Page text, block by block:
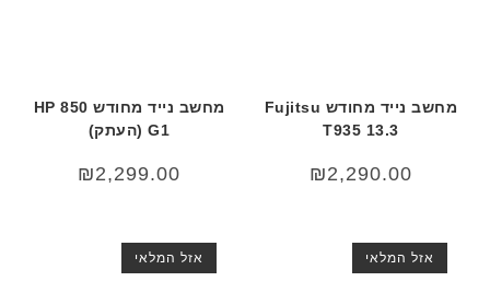
מחשב נייד מחודש Fujitsu
T935 13.3
₪2,290.00
מחשב נייד מחודש HP 850
G1 (העתק)
₪2,299.00
אזל המלאי אזל המלאי